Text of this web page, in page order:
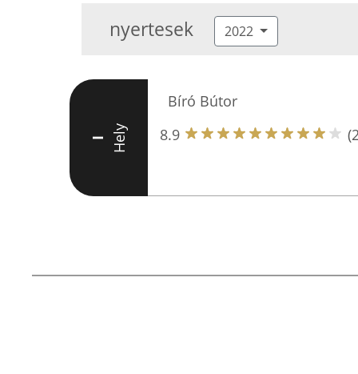
nyertesek 2022
I Hely
Bíró Bútor
8.9